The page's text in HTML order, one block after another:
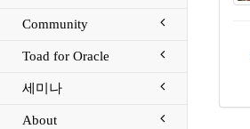
Community
Toad for Oracle
세미나
About